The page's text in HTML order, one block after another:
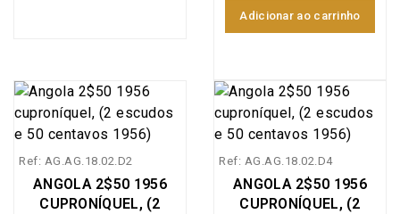
Adicionar ao carrinho
Ref: AG.AG.18.02.D2
ANGOLA 2$50 1956
CUPRONÍQUEL, (2
Ref: AG.AG.18.02.D4
ANGOLA 2$50 1956
CUPRONÍQUEL, (2